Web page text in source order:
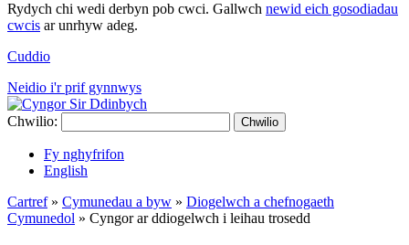
Rydych chi wedi derbyn pob cwci. Gallwch newid eich gosodiadau
cwcis ar unrhyw adeg.
Cuddio
Neidio i'r prif gynnwys
Chwilio: Chwilio
Fy nghyfrifon
English
Cartref» Cymunedau a byw » Diogelwch a chefnogaeth
Cymunedol » Cyngor ar ddiogelwch i leihau trosedd